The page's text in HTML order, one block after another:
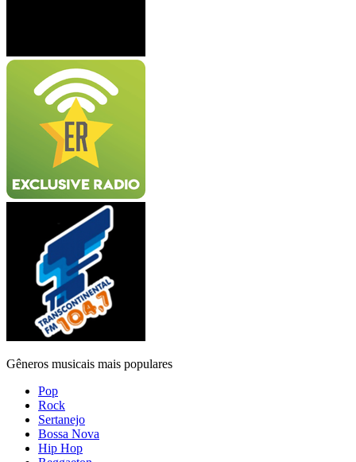
Gêneros musicais mais populares
Pop
Rock
Sertanejo
Bossa Nova
Hip Hop